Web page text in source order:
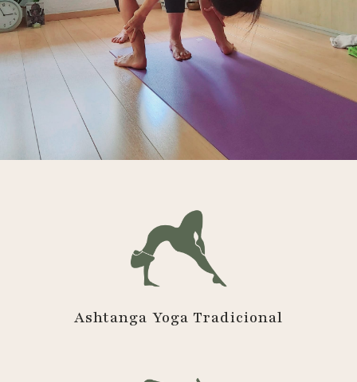
Ashtanga Yoga Tradicional